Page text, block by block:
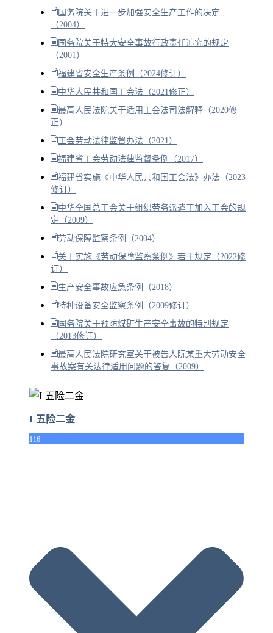
国务院关于进一步加强安全生产工作的决定
（2004）
国务院关于特大安全事故行政责任追究的规定
（2001）
福建省安全生产条例（2024修订）
中华人民共和国工会法（2021修正）
最高人民法院关于适用工会法司法解释（2020修
正）
工会劳动法律监督办法（2021）
福建省工会劳动法律监督条例（2017）
福建省实施《中华人民共和国工会法》办法（2023
修订）
中华全国总工会关于组织劳务派遣工加入工会的规
定（2009）
劳动保障监察条例（2004）
关于实施《劳动保障监察条例》若干规定（2022修
订）
生产安全事故应急条例（2018）
特种设备安全监察条例（2009修订）
国务院关于预防煤矿生产安全事故的特别规定
（2013修订）
最高人民法院研究室关于被告人阮某重大劳动安全
事故案有关法律适用问题的答复（2009）
L五险二金
116